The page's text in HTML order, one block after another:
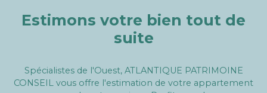
Estimons votre bien tout de
suite
Spécialistes de l'Ouest, ATLANTIQUE PATRIMOINE
CONSEIL vous offre l'estimation de votre appartement